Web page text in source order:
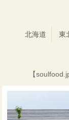
北海道 東
【